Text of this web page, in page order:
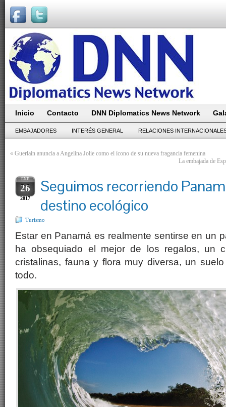
Inicio Contacto DNN Diplomatics News Network
EMBAJADORES INTERÉS GENERAL RELACIONES
« Guerlain anuncia a Angelina Jolie como el ícono de su nueva fragancia femenina
La embajada de
ENE
26
2017
Seguimos recorriendo
destino ecológico
Turismo
Estar en Panamá es realmente sentirse en un
ha obsequiado el mejor de los regalos, un
cristalinas, fauna y flora muy diversa, un
todo.